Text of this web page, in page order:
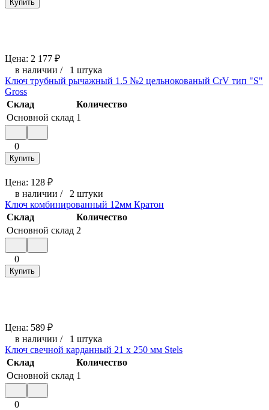
Купить
Цена: 2 177 ₽
в наличии / 1 штука
Ключ трубный рычажный 1.5 №2 цельнокованый CrV тип "S"
Gross
Склад
Количество
Основной склад 1
0
Купить
Цена: 128 ₽
в наличии / 2 штуки
Ключ комбинированный 12мм Кратон
Склад
Количество
Основной склад 2
0
Купить
Цена: 589 ₽
в наличии / 1 штука
Ключ свечной карданный 21 х 250 мм Stels
Склад
Количество
Основной склад 1
0